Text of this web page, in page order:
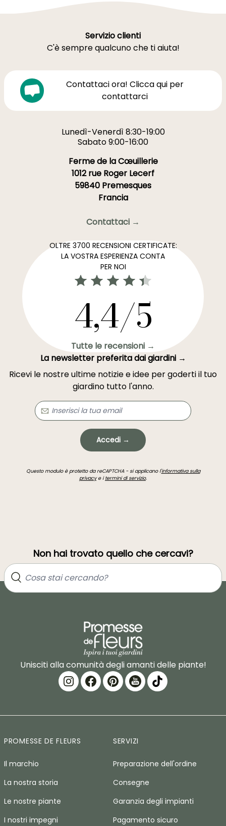
Servizio clienti
C'è sempre qualcuno che ti aiuta!
Contattaci ora! Clicca qui per
contattarci
Lunedì-Venerdì 8:30-19:00
Sabato 9:00-16:00
Ferme de la Cœuillerie
1012 rue Roger Lecerf
59840 Premesques
Francia
Contattaci →
OLTRE 3700 RECENSIONI CERTIFICATE:
LA VOSTRA ESPERIENZA CONTA
PER NOI
4,4/5
Tutte le recensioni →
La newsletter preferita dai giardini →
Ricevi le nostre ultime notizie e idee per goderti il tuo
giardino tutto l'anno.
Accedi →
Questo modulo è protetto da reCAPTCHA - si applicano l'informativa sulla
privacye itermini di servizio.
Non hai trovato quello che cercavi?
Unisciti alla comunità degli amanti delle piante!
PROMESSE DE FLEURS
Il marchio
La nostra storia
Le nostre piante
I nostri impegni
SERVIZI
Preparazione dell'ordine
Consegne
Garanzia degli impianti
Pagamento sicuro